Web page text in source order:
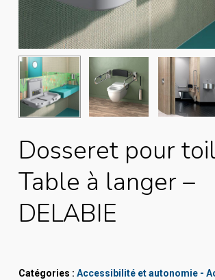
Dosseret pour
Table à langer –
DELABIE
Catégories : Accessibilité et autonomie -